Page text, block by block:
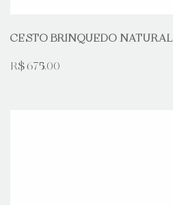
CESTO BRINQUEDO NATURAL
R$ 675,00